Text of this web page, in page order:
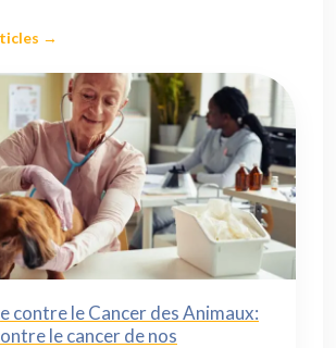
→
contre le Cancer des Animaux:
le cancer de nos